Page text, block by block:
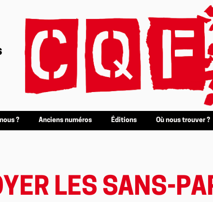
? Anciens numéros Éditions Où nous trouver ?
LES SANS-